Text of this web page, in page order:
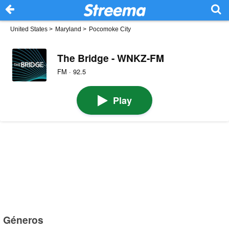
United States > Maryland > Pocomoke City
The Bridge - WNKZ-FM
FM · 92.5
Play
Géneros